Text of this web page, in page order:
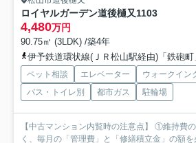
ロイヤルガーデン道後樋又1103
4,480万円
90.75㎡ (3LDK) /築4年
伊予鉄道環状線(ＪＲ松山駅経由)「鉄砲
ペット相談 エレベーター
ウォークイン
バス・トイレ別
都市ガス 駐輪場
【中古マンション内覧時の注意点】 ①維持費
く、毎月の「管理費」と「修繕積立金」の額